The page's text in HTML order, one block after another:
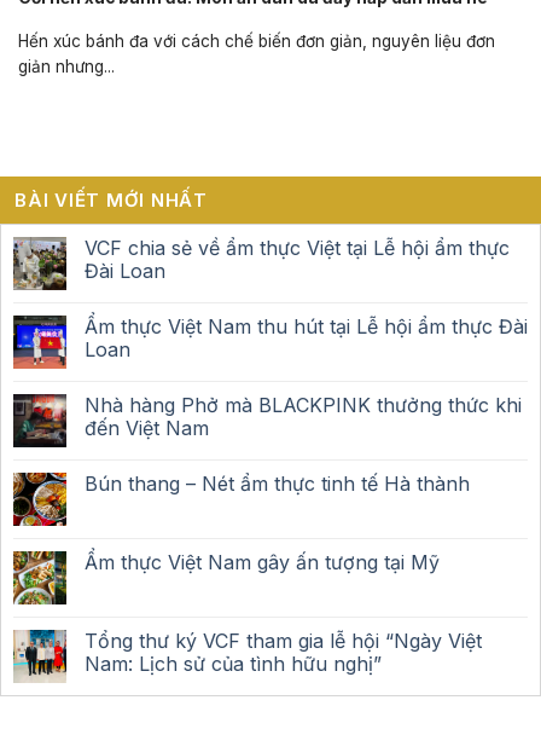
Hến xúc bánh đa với cách chế biến đơn giản, nguyên liệu đơn
giản nhưng...
BÀI VIẾT MỚI NHẤT
VCF chia sẻ về ẩm thực Việt tại Lễ hội ẩm thực
Đài Loan
Ẩm thực Việt Nam thu hút tại Lễ hội ẩm thực Đài
Loan
Nhà hàng Phở mà BLACKPINK thưởng thức khi
đến Việt Nam
Bún thang – Nét ẩm thực tinh tế Hà thành
Ẩm thực Việt Nam gây ấn tượng tại Mỹ
Tổng thư ký VCF tham gia lễ hội “Ngày Việt
Nam: Lịch sử của tình hữu nghị”